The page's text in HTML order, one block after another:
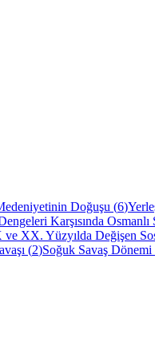
Doğuşu (6)
Karşısında
XX. Yüzyılda Değişen
(2)Soğuk Savaş Dönemi